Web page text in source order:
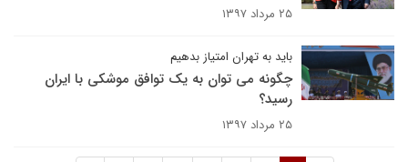
۲۵ مرداد ۱۳۹۷
باید به تهران امتیاز بدهیم
چگونه می توان به یک توافق موشکی با ایران
رسید؟
۲۵ مرداد ۱۳۹۷